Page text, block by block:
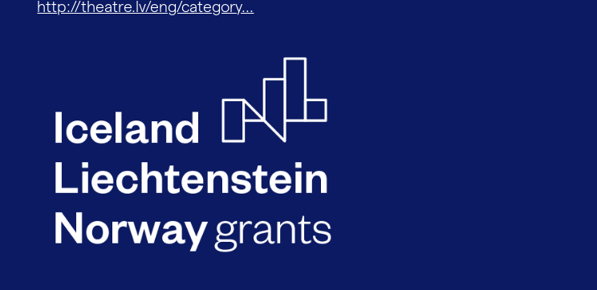
http://theatre.lv/eng/category...